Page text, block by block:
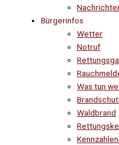
Bürgerinfos
Wetter
Notruf
Was tun
Waldbrand